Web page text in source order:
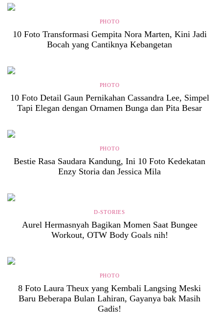
PHOTO
10 Foto Transformasi Gempita Nora Marten, Kini Jadi
Bocah yang Cantiknya Kebangetan
PHOTO
10 Foto Detail Gaun Pernikahan Cassandra Lee, Simpel
Tapi Elegan dengan Ornamen Bunga dan Pita Besar
PHOTO
Bestie Rasa Saudara Kandung, Ini 10 Foto Kedekatan
Enzy Storia dan Jessica Mila
D-STORIES
Aurel Hermasnyah Bagikan Momen Saat Bungee
Workout, OTW Body Goals nih!
PHOTO
8 Foto Laura Theux yang Kembali Langsing Meski
Baru Beberapa Bulan Lahiran, Gayanya bak Masih
Gadis!